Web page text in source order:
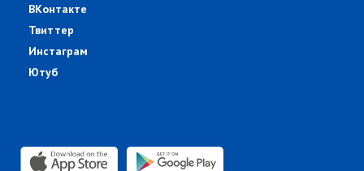
ВКонтакте
Твиттер
Инстаграм
Ютуб